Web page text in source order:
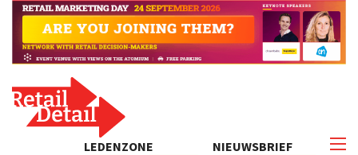
NIEUWSBRIEF
LEDENZONE